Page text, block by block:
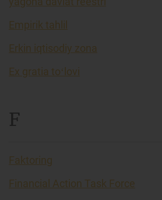
Empirik tahlil
Erkin iqtisodiy zona
Ex gratia toʻlovi
F
Faktoring
Financial Action Task Force